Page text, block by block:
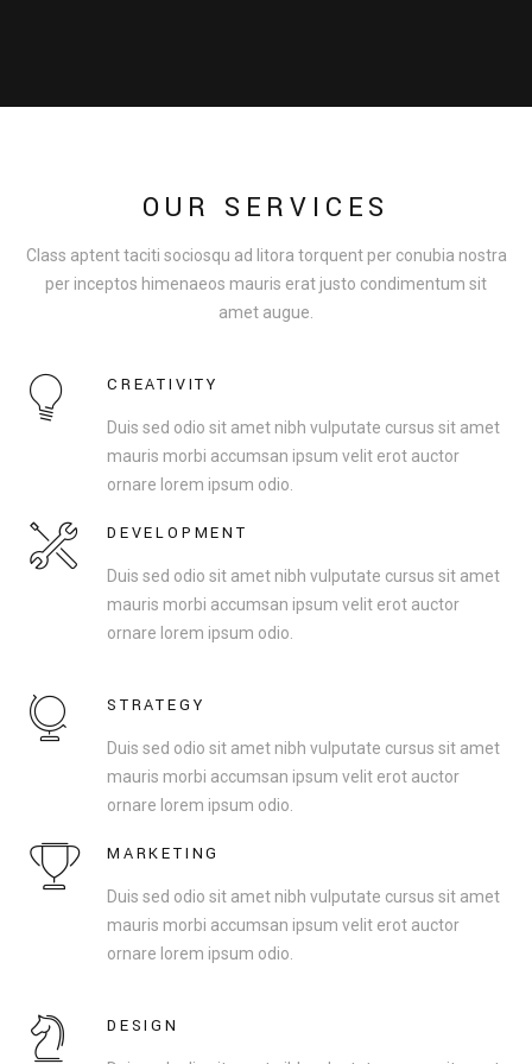
OUR SERVICES
Class aptent taciti sociosqu ad litora torquent per conubia nostra
per inceptos himenaeos mauris erat justo condimentum sit
amet augue.
CREATIVITY
Duis sed odio sit amet nibh vulputate cursus sit amet
mauris morbi accumsan ipsum velit erot auctor
ornare lorem ipsum odio.
DEVELOPMENT
Duis sed odio sit amet nibh vulputate cursus sit amet
mauris morbi accumsan ipsum velit erot auctor
ornare lorem ipsum odio.
STRATEGY
Duis sed odio sit amet nibh vulputate cursus sit amet
mauris morbi accumsan ipsum velit erot auctor
ornare lorem ipsum odio.
MARKETING
Duis sed odio sit amet nibh vulputate cursus sit amet
mauris morbi accumsan ipsum velit erot auctor
ornare lorem ipsum odio.
DESIGN